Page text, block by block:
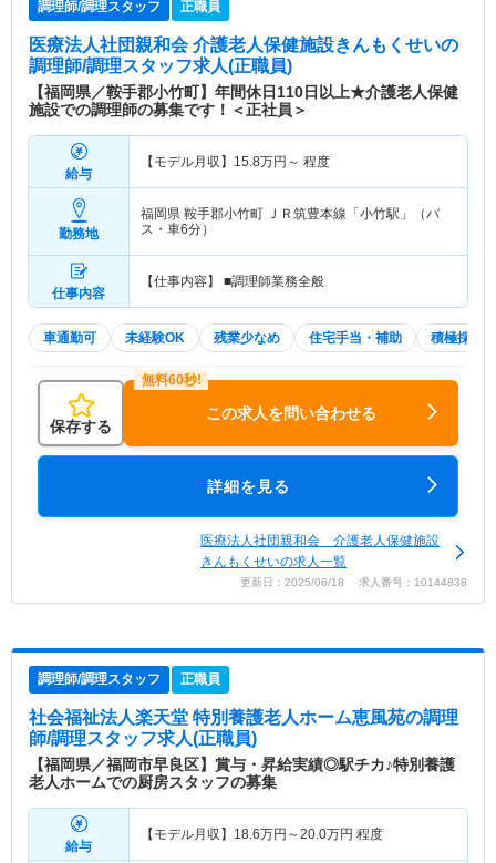
調理師/調理スタッフ 正職員
医療法人社団親和会 介護老人保健施設きんもくせいの
調理師/調理スタッフ求人(正職員)
【福岡県／鞍手郡小竹町】年間休日110日以上★介護老人保健
施設での調理師の募集です！＜正社員＞
給与
【モデル月収】 15.8万円～ 程度
勤務地
福岡県 鞍手郡小竹町 ＪＲ筑豊本線「小竹駅」（バ
ス・車6分）
仕事内容
【仕事内容】 ■調理師業務全般
車通勤可 未経験OK 残業少なめ 住宅手当・補助 積極採用中
保存する
この求人を問い合わせる
詳細を見る
医療法人社団親和会 介護老人保健施設
きんもくせいの求人一覧
更新日：2025/06/18 求人番号：10144838
調理師/調理スタッフ 正職員
社会福祉法人楽天堂 特別養護老人ホーム恵風苑の調理
師/調理スタッフ求人(正職員)
【福岡県／福岡市早良区】賞与・昇給実績◎駅チカ♪特別養護
老人ホームでの厨房スタッフの募集
給与
【モデル月収】 18.6万円～20.0万円 程度